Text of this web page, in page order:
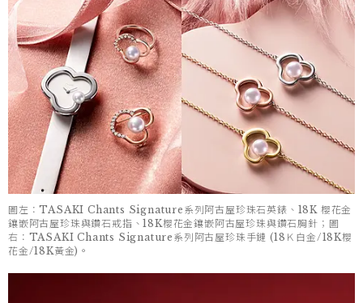
圖左：TASAKI Chants Signature系列阿古屋珍珠石英錶、18K 櫻花金
鑲嵌阿古屋珍珠與鑽石戒指、18K櫻花金鑲嵌阿古屋珍珠與鑽石胸針；圖
右：TASAKI Chants Signature系列阿古屋珍珠手鏈 (18Ｋ白金/18K櫻
花金/18K黃金)。